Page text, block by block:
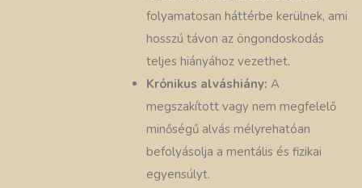
folyamatosan háttérbe kerülnek, ami
hosszú távon az öngondoskodás
teljes hiányához vezethet.
Krónikus alváshiány: A
megszakított vagy nem megfelelő
minőségű alvás mélyrehatóan
befolyásolja a mentális és fizikai
egyensúlyt.